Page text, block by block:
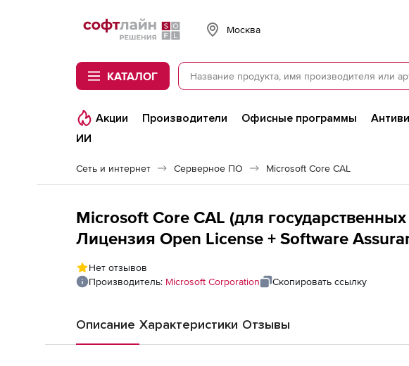
Softline
Москва
КАТАЛОГ
Акции Производители Офисные программы
ИИ
Сеть и интернет Серверное ПО Microsoft Core CAL
Microsoft Core CAL (для
Лицензия Open License + Software
Level C Device
Нет отзывов
Производитель: Microsoft Corporation Скопировать ссылку
Описание Характеристики Отзывы